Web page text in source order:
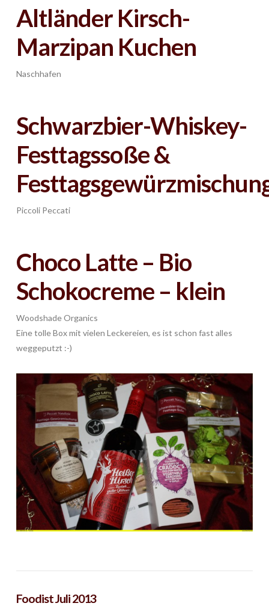
Altländer Kirsch-
Marzipan Kuchen
Naschhafen
Schwarzbier-Whiskey-
Festtagssoße &
Piccoli Peccati
Choco Latte – Bio
Schokocreme – klein
Woodshade Organics
Eine tolle Box mit vielen Leckereien, es ist schon fast alles
weggeputzt :-)
Foodist Juli 2013